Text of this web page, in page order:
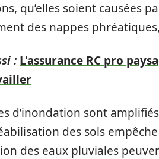
qu’elles soient causées
des nappes
: L'assurance RC pro
d’inondation sont
des sols
des eaux pluviales